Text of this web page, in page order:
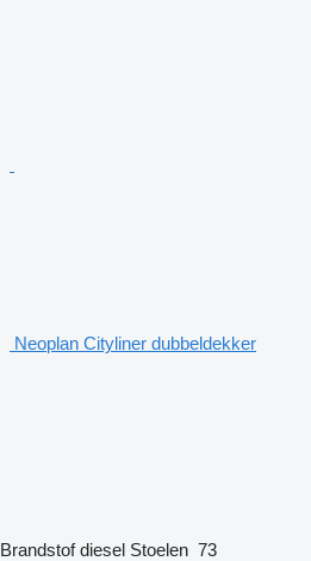
Neoplan Cityliner dubbeldekker
Brandstof diesel Stoelen 73